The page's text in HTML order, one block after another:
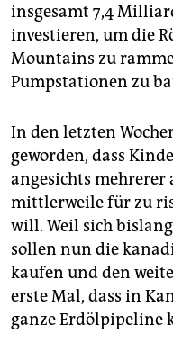
insgesamt 7,4
investieren, um die
Mountains zu
Pumpstationen zu
In den letzten
geworden, dass
angesichts mehrerer
mittlerweile für zu
will. Weil sich
sollen nun die
kaufen und den
erste Mal, dass in
ganze Erdölpipeline